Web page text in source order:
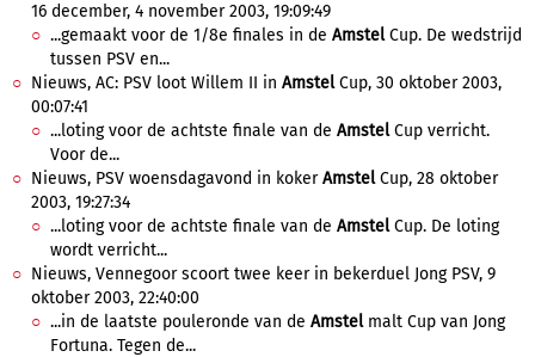
16 december, 4 november 2003, 19:09:49
...gemaakt voor de 1/8e finales in de AmstelCup. De wedstrijd
tussen PSV en...
Nieuws, AC: PSV loot Willem II in AmstelCup, 30 oktober 2003,
00:07:41
...loting voor de achtste finale van de AmstelCup verricht.
Voor de...
Nieuws, PSV woensdagavond in kokerAmstelCup, 28 oktober
2003, 19:27:34
...loting voor de achtste finale van de AmstelCup. De loting
wordt verricht...
Nieuws, Vennegoor scoort twee keer in bekerduel Jong PSV, 9
oktober 2003, 22:40:00
...in de laatste pouleronde van de Amstelmalt Cup van Jong
Fortuna. Tegen de...